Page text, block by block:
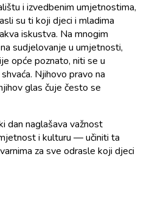
i izvedbenim umjetnostima,
su ti koji djeci i mladima
iskustva. Na mnogim
sudjelovanje u umjetnosti,
opće poznato, niti se u
Njihovo pravo na
glas čuje često se
dan naglašava važnost
i kulturu — učiniti ta
za sve odrasle koji djeci